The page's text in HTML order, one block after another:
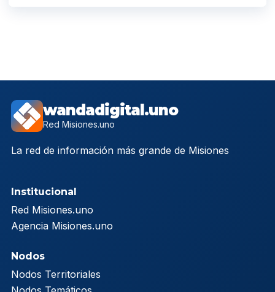
wandadigital.uno
Red Misiones.uno
La red de información más grande de Misiones
Institucional
Red Misiones.uno
Agencia Misiones.uno
Nodos
Nodos Territoriales